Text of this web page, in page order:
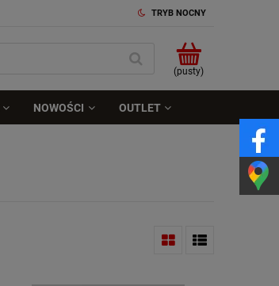
TRYB NOCNY
(pusty)
NOWOŚCI OUTLET